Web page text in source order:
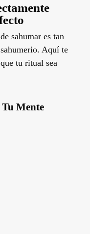
sahumar es tan
Aquí te
tu ritual sea
Mente